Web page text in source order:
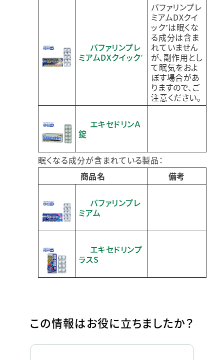
バファリンプレ
ミアムDXクイック⁺
バファリンプレ
ミアムDXクイ
ック⁺は眠くな
る成分は含ま
れていません
が、副作用とし
て眠気をおよ
ぼす場合があ
りますので、ご
注意ください。
エキセドリンＡ
錠
眠くなる成分が含まれている製品：
商品名
備考
バファリンプレ
ミアム
エキセドリンプ
ラスS
この情報はお役に立ちましたか？